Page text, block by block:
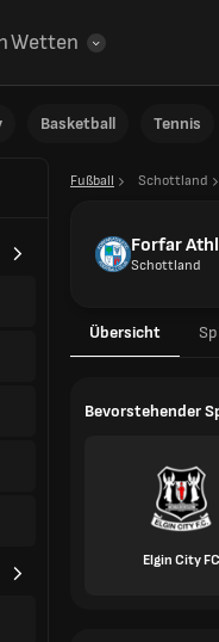
Wetten
Basketball Tennis
Fußball Schottland
Forfar
Schottland
Übersicht
Bevorstehender
Elgin City FC